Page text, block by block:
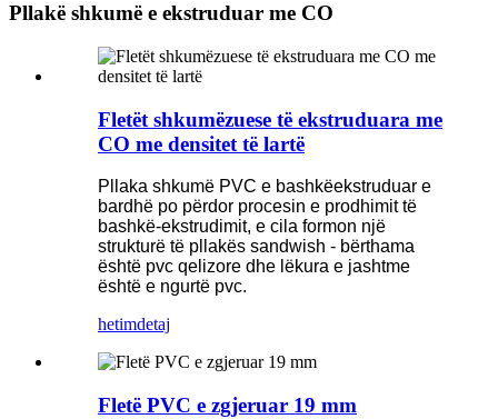
Pllakë shkumë e ekstruduar me CO
Fletët shkumëzuese të ekstruduara me
CO me densitet të lartë
Pllaka shkumë PVC e bashkëekstruduar e
bardhë po përdor procesin e prodhimit të
bashkë-ekstrudimit, e cila formon një
strukturë të pllakës sandwish - bërthama
është pvc qelizore dhe lëkura e jashtme
është e ngurtë pvc.
hetimdetaj
Fletë PVC e zgjeruar 19 mm